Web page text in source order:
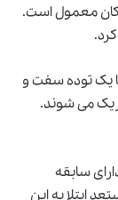
معمول است.
یک توده سفت و
می شوند.
سابقه
ابتلا به این